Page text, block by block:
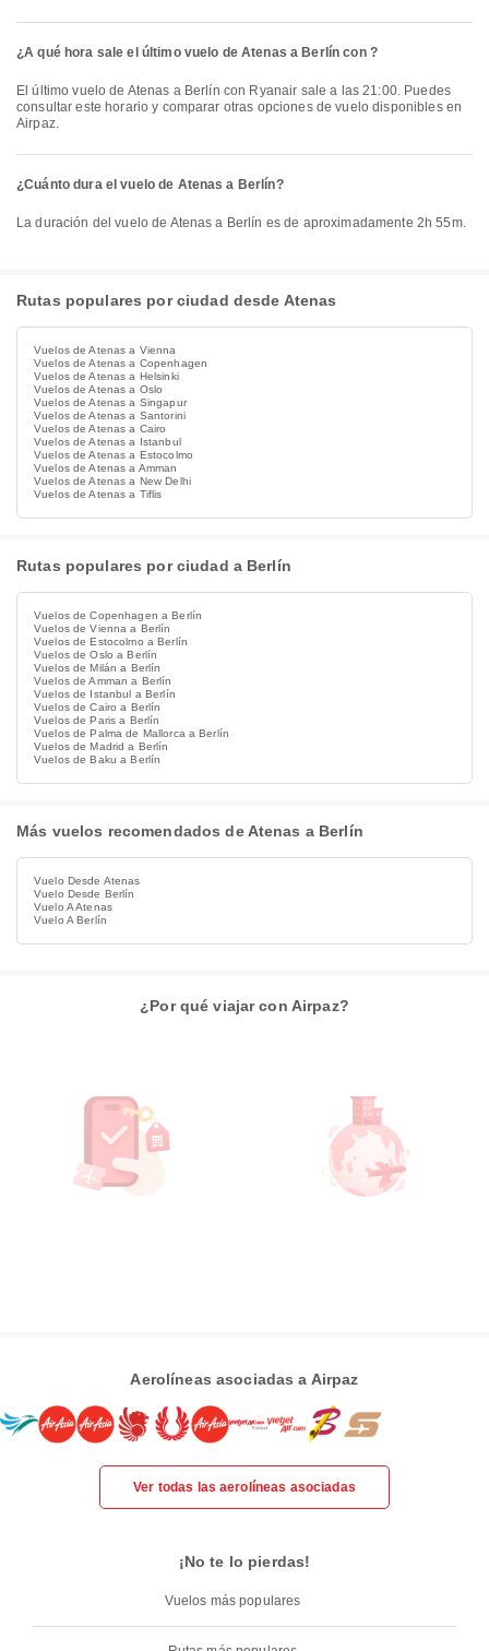
¿A qué hora sale el último vuelo de Atenas a Berlín con ?
El último vuelo de Atenas a Berlín con Ryanair sale a las 21:00. Puedes
consultar este horario y comparar otras opciones de vuelo disponibles en
Airpaz.
¿Cuánto dura el vuelo de Atenas a Berlín?
La duración del vuelo de Atenas a Berlín es de aproximadamente 2h 55m.
Rutas populares por ciudad desde Atenas
Vuelos de Atenas a Vienna
Vuelos de Atenas a Copenhagen
Vuelos de Atenas a Helsinki
Vuelos de Atenas a Oslo
Vuelos de Atenas a Singapur
Vuelos de Atenas a Santorini
Vuelos de Atenas a Cairo
Vuelos de Atenas a Istanbul
Vuelos de Atenas a Estocolmo
Vuelos de Atenas a Amman
Vuelos de Atenas a New Delhi
Vuelos de Atenas a Tiflis
Rutas populares por ciudad a Berlín
Vuelos de Copenhagen a Berlín
Vuelos de Vienna a Berlín
Vuelos de Estocolmo a Berlín
Vuelos de Oslo a Berlín
Vuelos de Milán a Berlín
Vuelos de Amman a Berlín
Vuelos de Istanbul a Berlín
Vuelos de Cairo a Berlín
Vuelos de Paris a Berlín
Vuelos de Palma de Mallorca a Berlín
Vuelos de Madrid a Berlín
Vuelos de Baku a Berlín
Más vuelos recomendados de Atenas a Berlín
Vuelo Desde Atenas
Vuelo Desde Berlín
Vuelo A Atenas
Vuelo A Berlín
¿Por qué viajar con Airpaz?
Aerolíneas asociadas a Airpaz
Ver todas las aerolíneas asociadas
¡No te lo pierdas!
Vuelos más populares